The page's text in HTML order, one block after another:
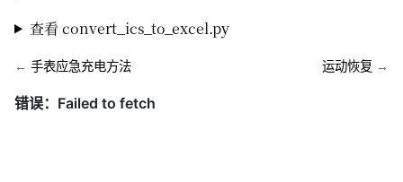
查看 convert_ics_to_excel.py
← 手表应急充电方法 运动恢复 →